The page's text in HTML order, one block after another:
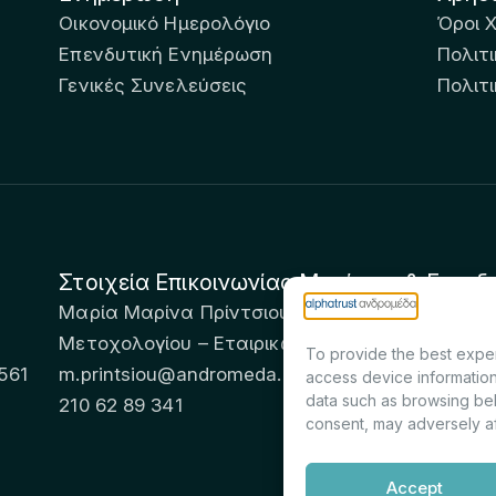
To provide the best
access device
data such as browsing
consent, may adversely
Accept
Οικονομικό Ημερολόγιο
Επενδυτική Ενημέρωση
Γενικές Συνελεύσεις
Όροι
Στοιχεία Επικοινωνίας Μετόχων &
Μαρία Μαρίνα Πρίντσιου – Corporate
Μετοχολογίου – Εταιρικών Ανακοινώσεων
m.printsiou@andromeda.eu
210 62 89 341